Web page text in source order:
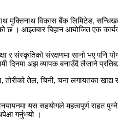
मुक्तिनाथ विकास बैंक लिमिटेड,
छ । आइतबार बिहान आयोजित एक
संस्कृतिको संरक्षणमा सानो भए पनि
अझ व्यापक बनाउँदै लैजाने
तेल, चिनी, चना लगायतका
यस सहयोगले महत्वपूर्ण राहत
गर्नुभयो ।